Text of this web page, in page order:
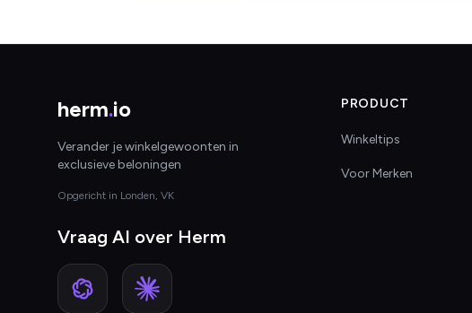
herm.io
Verander je winkelgewoonten in
exclusieve beloningen
Opgericht in Londen, VK
Vraag AI over Herm
PRODUCT
Winkeltips
Voor Merken